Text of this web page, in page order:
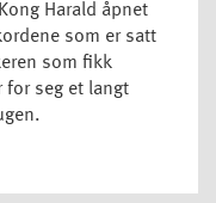
Harald åpnet
som er satt
som fikk
for seg et langt